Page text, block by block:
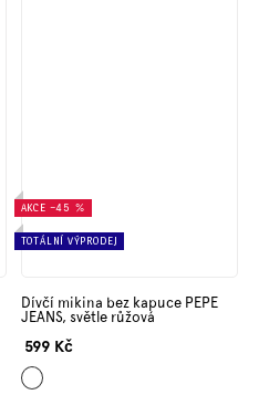
AKCE –45 %
TOTÁLNÍ VÝPRODEJ
Dívčí mikina bez kapuce PEPE
JEANS, světle růžová
599 Kč
Světle
růžová